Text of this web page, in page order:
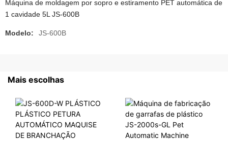
Máquina de moldagem por sopro e estiramento PET automática de
1 cavidade 5L JS-600B
Modelo: JS-600B
Mais escolhas